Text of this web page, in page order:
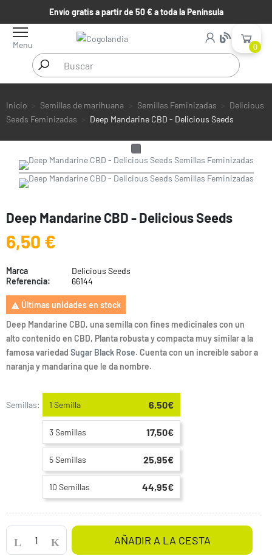
Envío gratis a partir de 50 € a toda la Península
Menu 0
Inicio Semillas de marihuana Semillas Feminizadas
Delicious
Seeds Feminizadas
Deep Mandarine CBD - Delicious Seeds
Deep Mandarine CBD - Delicious Seeds
6,50 €
Marca
Delicious Seeds
Referencia:
66144
 Últimas unidades en stock
Deep Mandarine CBD, una semilla con fines medicinales con un
alto contenido en CBD, Planta robusta y compacta muy similar a la
famosa variedad Sugar Black Rose. Cuenta con un increíble sabor a
naranja y mandarina que le da nombre.
Semillas: 1 Semilla 6,50€
3 Semillas 17,50€
5 Semillas 25,95€
10 Semillas 44,95€
AÑADIR A LA CESTA